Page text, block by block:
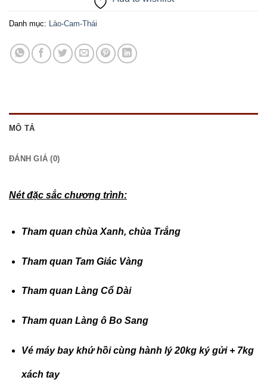
Danh mục: Lào-Cam-Thái
MÔ TẢ
ĐÁNH GIÁ (0)
Nét đặc sắc chương trình:
Tham quan chùa Xanh, chùa Trắng
Tham quan Tam Giác Vàng
Tham quan Làng Cổ Dài
Tham quan Làng ô Bo Sang
Vé máy bay khứ hồi cùng hành lý 20kg ký gửi + 7kg
xách tay